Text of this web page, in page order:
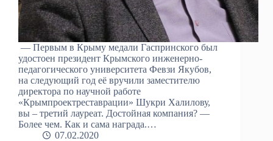
— Первым в Крыму медали Гаспринского был
удостоен президент Крымского инженерно-
педагогического университета Февзи Якубов,
на следующий год её вручили заместителю
директора по научной работе
«Крымпроектреставрации» Шукри Халилову,
вы – третий лауреат. Достойная компания? —
Более чем. Как и сама награда.…
07.02.2020